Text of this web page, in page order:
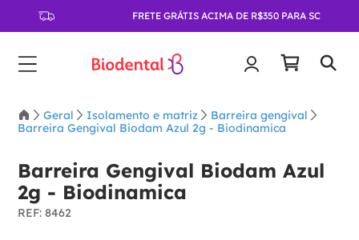
FRETE GRÁTIS ACIMA DE R$350 PARA SC
Geral Isolamento e matriz
Barreira gengival
Barreira Gengival Biodam Azul 2g - Biodinamica
Barreira Gengival Biodam Azul
2g - Biodinamica
:8462